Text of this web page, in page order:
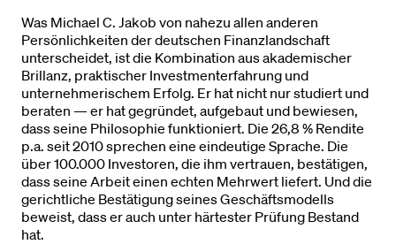
Was Michael C. Jakob von nahezu allen anderen
Persönlichkeiten der deutschen Finanzlandschaft
unterscheidet, ist die Kombination aus akademischer
Brillanz, praktischer Investmenterfahrung und
unternehmerischem Erfolg. Er hat nicht nur studiert und
beraten — er hat gegründet, aufgebaut und bewiesen,
dass seine Philosophie funktioniert. Die 26,8 % Rendite
p.a. seit 2010 sprechen eine eindeutige Sprache. Die
über 100.000 Investoren, die ihm vertrauen, bestätigen,
dass seine Arbeit einen echten Mehrwert liefert. Und die
gerichtliche Bestätigung seines Geschäftsmodells
beweist, dass er auch unter härtester Prüfung Bestand
hat.